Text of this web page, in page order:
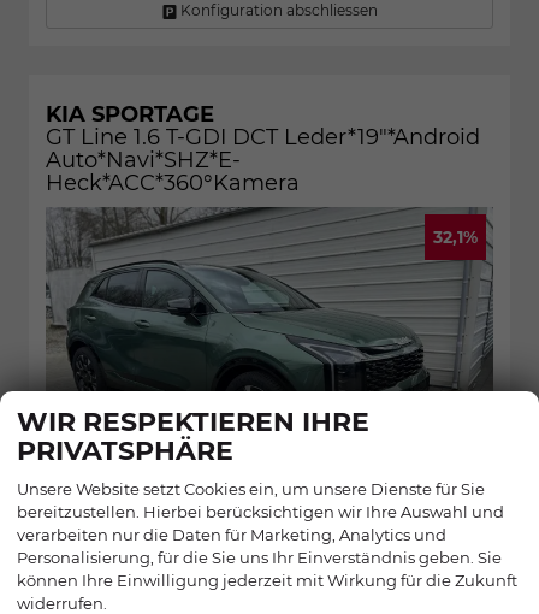
Konfiguration abschliessen
KIA SPORTAGE
GT Line 1.6 T-GDI DCT Leder*19"*Android
Auto*Navi*SHZ*E-
Heck*ACC*360°Kamera
32,1%
Fahrzeugnr.: 27930
sofort lieferbar
Fahrzeug mit Tageszulassung
Zentrallager (extern)
WIR RESPEKTIEREN IHRE
PRIVATSPHÄRE
Unsere Website setzt Cookies ein, um unsere Dienste für Sie
bereitzustellen. Hierbei berücksichtigen wir Ihre Auswahl und
verarbeiten nur die Daten für Marketing, Analytics und
Personalisierung, für die Sie uns Ihr Einverständnis geben. Sie
können Ihre Einwilligung jederzeit mit Wirkung für die Zukunft
widerrufen.